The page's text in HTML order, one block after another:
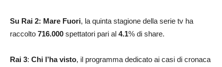
Su Rai 2: Mare Fuori, la quinta stagione della serie tv ha
raccolto 716.000 spettatori pari al 4.1% di share.
Rai 3: Chi l’ha visto, il programma dedicato ai casi di cronaca